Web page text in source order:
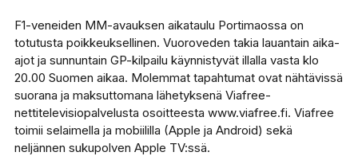
F1-veneiden MM-avauksen aikataulu Portimaossa on
totutusta poikkeuksellinen. Vuoroveden takia lauantain aika-
ajot ja sunnuntain GP-kilpailu käynnistyvät illalla vasta klo
20.00 Suomen aikaa. Molemmat tapahtumat ovat nähtävissä
suorana ja maksuttomana lähetyksenä Viafree-
nettitelevisiopalvelusta osoitteesta www.viafree.fi. Viafree
toimii selaimella ja mobiililla (Apple ja Android) sekä
neljännen sukupolven Apple TV:ssä.